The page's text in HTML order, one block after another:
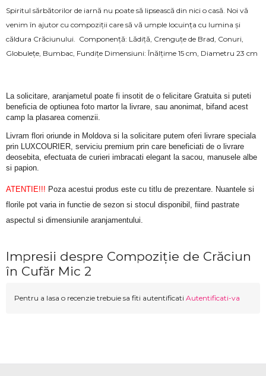
Spiritul sărbătorilor de iarnă nu poate să lipsească din nici o casă. Noi vă
venim în ajutor cu compoziții care să vă umple locuința cu lumina și
căldura Crăciunului. Componență: Lădiță, Crenguțe de Brad, Conuri,
Globulețe, Bumbac, Fundițe Dimensiuni: Înălțime 15 cm, Diametru 23 cm
La solicitare, aranjametul poate fi insotit de o felicitare Gratuita si puteti
beneficia de optiunea foto martor la livrare, sau anonimat, bifand acest
camp la plasarea comenzii.
Livram flori oriunde in Moldova si la solicitare putem oferi livrare speciala
prin LUXCOURIER, serviciu premium prin care beneficiati de o livrare
deosebita, efectuata de curieri imbracati elegant la sacou, manusele albe
si papion.
ATENTIE!!! Poza acestui produs este cu titlu de prezentare. Nuantele si
florile pot varia in functie de sezon si stocul disponibil, fiind pastrate
aspectul si dimensiunile aranjamentului.
Impresii despre Compoziție de Crăciun
în Cufăr Mic 2
Pentru a lasa o recenzie trebuie sa fiti autentificati Autentificati-va